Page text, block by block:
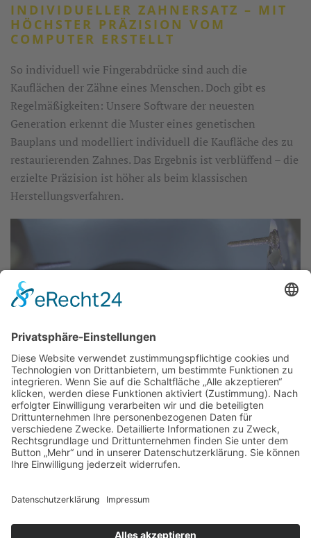
INDIVIDUELLER ZAHNERSATZ – MIT
HÖCHSTER PRÄZISION VOM
COMPUTER ERSTELLT
So individuell wie Fingerabdrücke sind auch die
Kauflächen der Zähne eines Menschen. Doch gibt es
Regelmäßigkeiten: Unsere Software der neuesten
Generation erkennt die Muster eines genetischen
Bauplans und modelliert individuell die Kaufläche des zu
restaurierenden Zahnes. Das Ergebnis ist verblüffend – die
erzielte Präzision ist höher als beim klassischen
Herstellungsverfahren.
Thomas-Müntzer-Straße 40, 36404 Vacha, Tel. 036962 -
und nach Vereinbarung